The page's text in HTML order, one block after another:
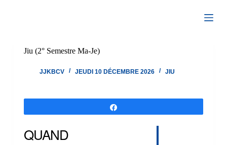
Jiu (2° Semestre Ma-Je)
JJKBCV JEUDI 10 DÉCEMBRE 2026 JIU
QUAND